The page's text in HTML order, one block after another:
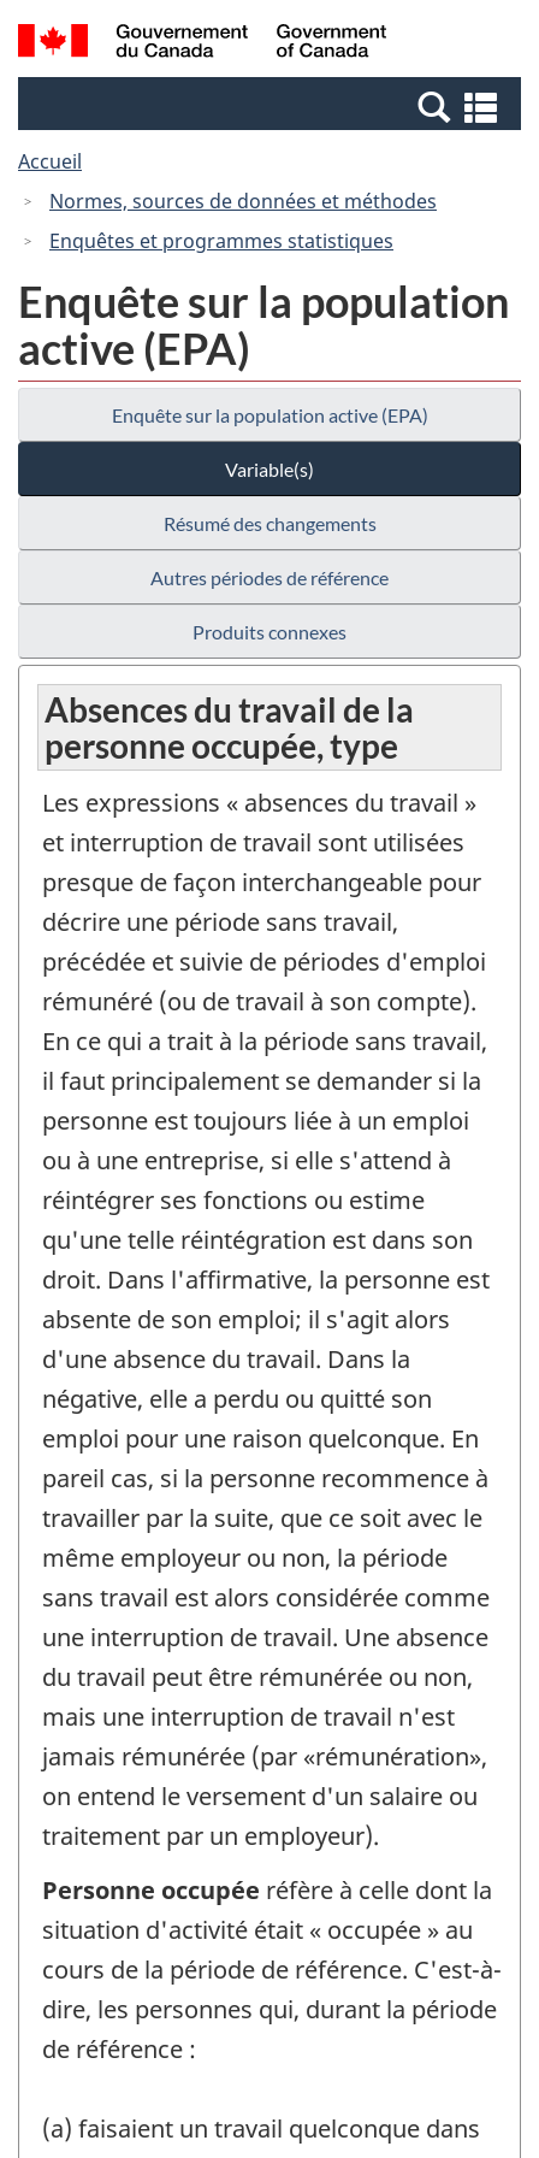
Passer
au
Passer
à
Canada
Recherche
et
et
Accueil
Normes, sources de données et méthodes
Enquêtes et programmes statistiques
Enquête sur la population
active (EPA)
Enquête sur la population active (EPA)
Variable(s)
Résumé des changements
Autres périodes de référence
Produits connexes
Absences du travail de la
personne occupée, type
Les expressions « absences du travail »
et interruption de travail sont utilisées
presque de façon interchangeable pour
décrire une période sans travail,
précédée et suivie de périodes d'emploi
rémunéré (ou de travail à son compte).
En ce qui a trait à la période sans travail,
il faut principalement se demander si la
personne est toujours liée à un emploi
ou à une entreprise, si elle s'attend à
réintégrer ses fonctions ou estime
qu'une telle réintégration est dans son
droit. Dans l'affirmative, la personne est
absente de son emploi; il s'agit alors
d'une absence du travail. Dans la
négative, elle a perdu ou quitté son
emploi pour une raison quelconque. En
pareil cas, si la personne recommence à
travailler par la suite, que ce soit avec le
même employeur ou non, la période
sans travail est alors considérée comme
une interruption de travail. Une absence
du travail peut être rémunérée ou non,
mais une interruption de travail n'est
jamais rémunérée (par «rémunération»,
on entend le versement d'un salaire ou
traitement par un employeur).
Personne occupée réfère à celle dont la
situation d'activité était « occupée » au
cours de la période de référence. C'est-à-
dire, les personnes qui, durant la période
de référence :
(a) faisaient un travail quelconque dans